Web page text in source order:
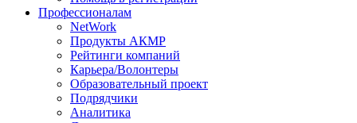
Профессионалам
NetWork
Продукты АКМР
Рейтинги компаний
Карьера/Волонтеры
Образовательный проект
Подрядчики
Аналитика